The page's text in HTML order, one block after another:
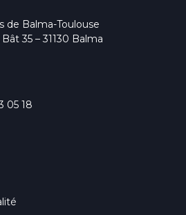
de Balma-Toulouse
35 – 31130 Balma
05 18